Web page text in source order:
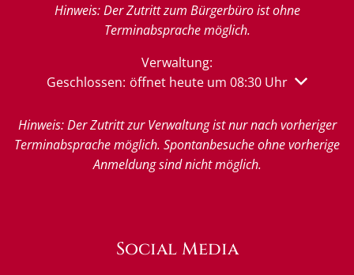
Hinweis: Der Zutritt zum Bürgerbüro ist ohne
Terminabsprache möglich.
Verwaltung:
Klicken, um weitere Öffnungs- oder Schließzeiten
Geschlossen: öffnet heute um 08:30 Uhr
Hinweis: Der Zutritt zur Verwaltung ist nur nach vorheriger
Terminabsprache möglich. Spontanbesuche ohne vorherige
Anmeldung sind nicht möglich.
Social Media